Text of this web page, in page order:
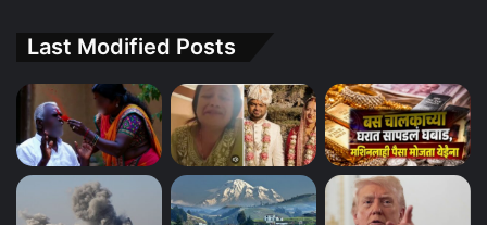
Last Modified Posts